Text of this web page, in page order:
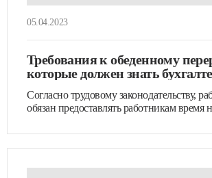
05.04.2023
Требования к обеденному
которые должен знать
Согласно трудовому законодательству,
обязан предоставлять работникам время